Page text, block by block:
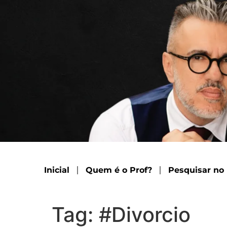
Inicial Quem é o Prof? Pesquisar no
Tag: #Divorcio